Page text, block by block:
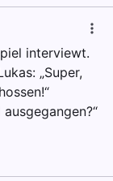
interviewt.
„Super,